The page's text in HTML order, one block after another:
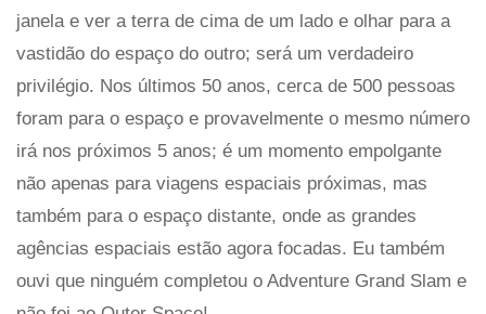
janela e ver a terra de cima de um lado e olhar para a
vastidão do espaço do outro; será um verdadeiro
privilégio. Nos últimos 50 anos, cerca de 500 pessoas
foram para o espaço e provavelmente o mesmo número
irá nos próximos 5 anos; é um momento empolgante
não apenas para viagens espaciais próximas, mas
também para o espaço distante, onde as grandes
agências espaciais estão agora focadas. Eu também
ouvi que ninguém completou o Adventure Grand Slam e